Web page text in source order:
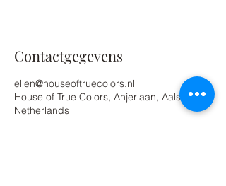
Contactgegevens
ellen@houseoftruecolors.nl
House of True Colors, Anjerlaan, Aalsmeer,
Netherlands